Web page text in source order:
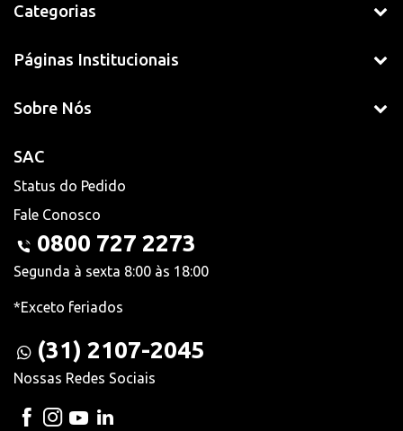
Categorias
Páginas Institucionais
Sobre Nós
SAC
Status do Pedido
Fale Conosco
0800 727 2273
Segunda à sexta 8:00 às 18:00
*Exceto feriados
(31) 2107-2045
Nossas Redes Sociais